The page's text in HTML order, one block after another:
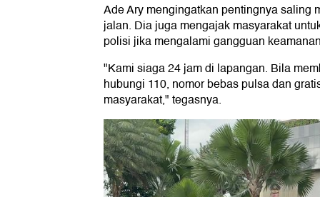
Ade Ary mengingatkan pentingnya saling
jalan. Dia juga mengajak masyarakat
polisi jika mengalami gangguan
"Kami siaga 24 jam di lapangan. Bila
hubungi 110, nomor bebas pulsa dan
masyarakat," tegasnya.